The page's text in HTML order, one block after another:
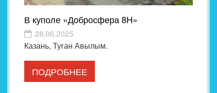
В куполе «Добросфера 8H»
28.06.2025
Казань, Туган Авылым.
ПОДРОБНЕЕ